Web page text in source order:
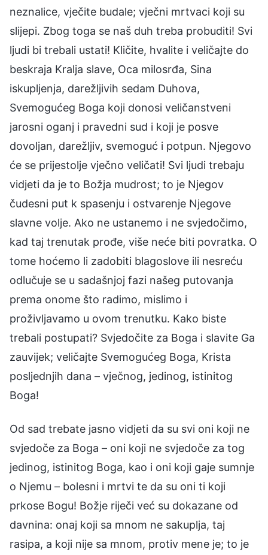
neznalice, vječite budale; vječni mrtvaci koji su
slijepi. Zbog toga se naš duh treba probuditi! Svi
ljudi bi trebali ustati! Kličite, hvalite i veličajte do
beskraja Kralja slave, Oca milosrđa, Sina
iskupljenja, darežljivih sedam Duhova,
Svemogućeg Boga koji donosi veličanstveni
jarosni oganj i pravedni sud i koji je posve
dovoljan, darežljiv, svemoguć i potpun. Njegovo
će se prijestolje vječno veličati! Svi ljudi trebaju
vidjeti da je to Božja mudrost; to je Njegov
čudesni put k spasenju i ostvarenje Njegove
slavne volje. Ako ne ustanemo i ne svjedočimo,
kad taj trenutak prođe, više neće biti povratka. O
tome hoćemo li zadobiti blagoslove ili nesreću
odlučuje se u sadašnjoj fazi našeg putovanja
prema onome što radimo, mislimo i
proživljavamo u ovom trenutku. Kako biste
trebali postupati? Svjedočite za Boga i slavite Ga
zauvijek; veličajte Svemogućeg Boga, Krista
posljednjih dana – vječnog, jedinog, istinitog
Boga!
Od sad trebate jasno vidjeti da su svi oni koji ne
svjedoče za Boga – oni koji ne svjedoče za tog
jedinog, istinitog Boga, kao i oni koji gaje sumnje
o Njemu – bolesni i mrtvi te da su oni ti koji
prkose Bogu! Božje riječi već su dokazane od
davnina: onaj koji sa mnom ne sakuplja, taj
rasipa, a koji nije sa mnom, protiv mene je; to je